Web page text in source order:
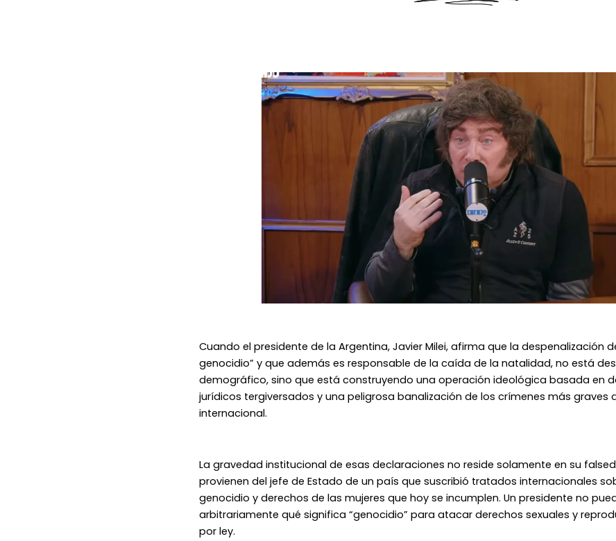
Cuando el presidente de la Argentina, Javier Milei, afirma que la despenalización
genocidio” y que además es responsable de la caída de la natalidad, no está
demográfico, sino que está construyendo una operación ideológica basada en
jurídicos tergiversados y una peligrosa banalización de los crímenes más graves
internacional.
La gravedad institucional de esas declaraciones no reside solamente en su
provienen del jefe de Estado de un país que suscribió tratados internacionales
genocidio y derechos de las mujeres que hoy se incumplen. Un presidente no
arbitrariamente qué significa “genocidio” para atacar derechos sexuales y
por ley.